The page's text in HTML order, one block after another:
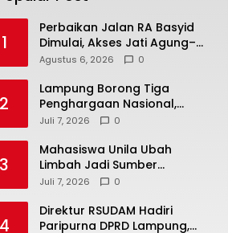
1
Perbaikan Jalan RA Basyid
Dimulai, Akses Jati Agung–
Bandar Lampung Makin
Agustus 6, 2026 0
2
Lampung Borong Tiga
Penghargaan Nasional,
Perkuat Posisi sebagai
Syariah
Juli 7, 2026 0
3
Mahasiswa Unila Ubah
Limbah Jadi Sumber
Pendapatan, Inovasi Desa
Nasional
Juli 7, 2026 0
4
Direktur RSUDAM Hadiri
Paripurna DPRD Lampung,